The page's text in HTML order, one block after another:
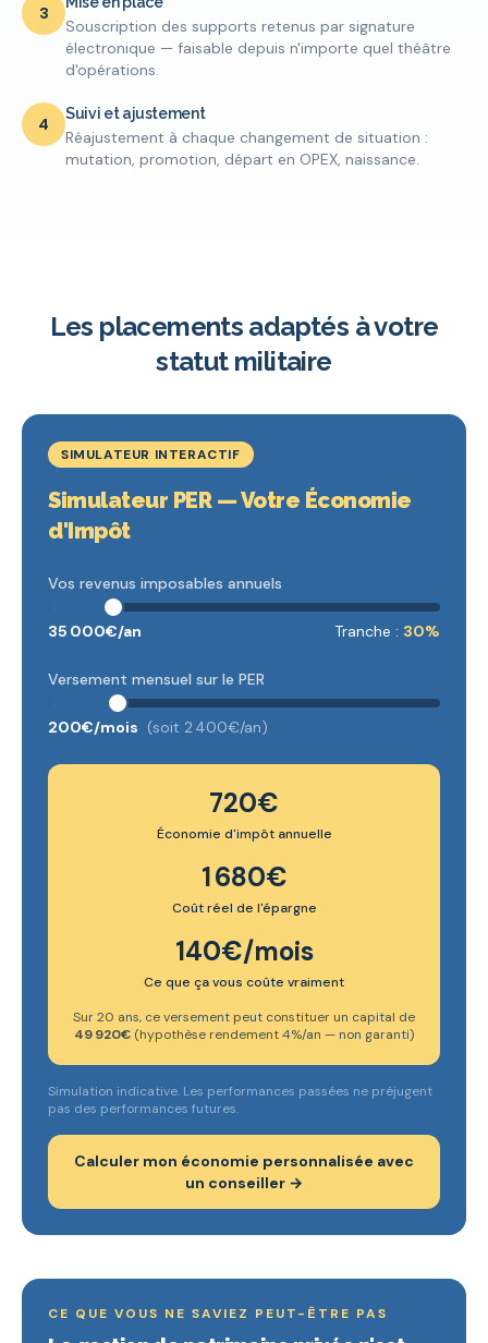
3
Souscription des supports retenus par signature
électronique — faisable depuis n'importe quel théâtre
d'opérations.
4
Suivi et ajustement
Réajustement à chaque changement de situation :
mutation, promotion, départ en OPEX, naissance.
Les placements adaptés à votre
statut militaire
SIMULATEUR INTERACTIF
Simulateur PER — Votre Économie
d'Impôt
Vos revenus imposables annuels
35 000€/an Tranche : 30%
Versement mensuel sur le PER
200€/mois (soit 2 400€/an)
720€
Économie d'impôt annuelle
1 680€
Coût réel de l'épargne
140€/mois
Ce que ça vous coûte vraiment
Sur 20 ans, ce versement peut constituer un capital de
49 920€ (hypothèse rendement 4%/an — non garanti)
Simulation indicative. Les performances passées ne préjugent
pas des performances futures.
Calculer mon économie personnalisée avec
un conseiller →
CE QUE VOUS NE SAVIEZ PEUT-ÊTRE PAS